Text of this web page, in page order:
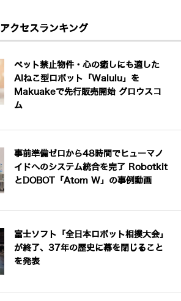
アクセスランキング
ペット禁止物件・心の癒しにも適した
AIねこ型ロボット「Walulu」を
Makuakeで先行販売開始 グロウスコ
ム
事前準備ゼロから48時間でヒューマノ
イドへのシステム統合を完了 Robotkit
とDOBOT「Atom W」の事例動画
富士ソフト「全日本ロボット相撲大会」
が終了、37年の歴史に幕を閉じること
を発表